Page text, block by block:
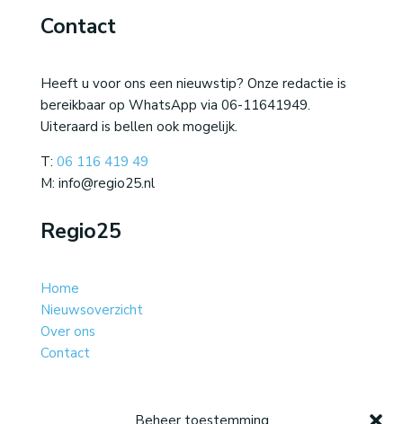
Beheer toestemming
Contact
Heeft u voor ons een nieuwstip? Onze redactie is
bereikbaar op WhatsApp via 06-11641949.
Uiteraard is bellen ook mogelijk.
T: 06 116 419 49
M: info@regio25.nl
Regio25
Home
Nieuwsoverzicht
Over ons
Contact